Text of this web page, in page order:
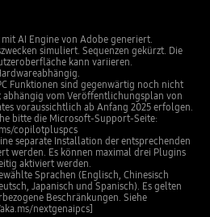
AI Engine von Adobe generiert.
simuliert. Sequenzen gekürzt. Die
kann variieren.
Funktionen sind gegenwärtig noch nicht
vom Veröffentlichungsplan von
voraussichtlich ab Anfang 2025 erfolgen.
bitte die Microsoft-Support-Seite:
copilotpluspcs
separate Installation der entsprechenden
werden. Es können maximal drei Plugins
aktiviert werden.
Sprachen (Englisch, Chinesisch
Japanisch und Spanisch). Es gelten
Beschränkungen. Siehe
nextgenaipcs]